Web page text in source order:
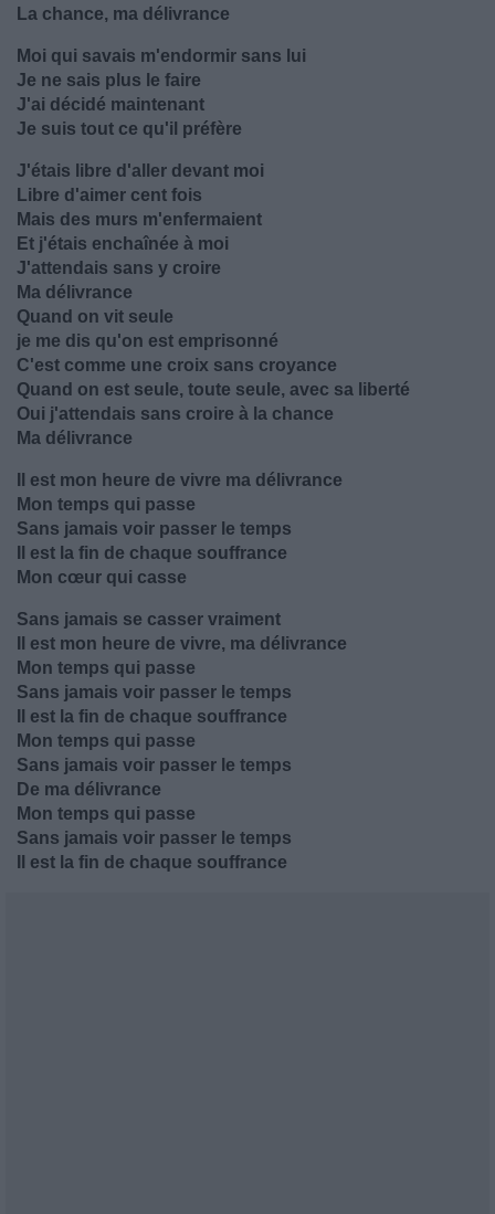
La chance, ma délivrance
Moi qui savais m'endormir sans lui
Je ne sais plus le faire
J'ai décidé maintenant
Je suis tout ce qu'il préfère
J'étais libre d'aller devant moi
Libre d'aimer cent fois
Mais des murs m'enfermaient
Et j'étais enchaînée à moi
J'attendais sans y croire
Ma délivrance
Quand on vit seule
je me dis qu'on est emprisonné
C'est comme une croix sans croyance
Quand on est seule, toute seule, avec sa liberté
Oui j'attendais sans croire à la chance
Ma délivrance
Il est mon heure de vivre ma délivrance
Mon temps qui passe
Sans jamais voir passer le temps
Il est la fin de chaque souffrance
Mon cœur qui casse
Sans jamais se casser vraiment
Il est mon heure de vivre, ma délivrance
Mon temps qui passe
Sans jamais voir passer le temps
Il est la fin de chaque souffrance
Mon temps qui passe
Sans jamais voir passer le temps
De ma délivrance
Mon temps qui passe
Sans jamais voir passer le temps
Il est la fin de chaque souffrance